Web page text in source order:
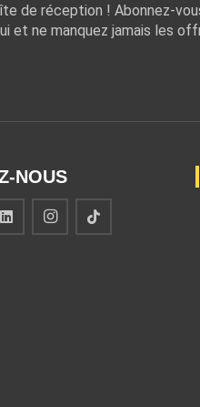
de réception ! Abonnez-
et ne manquez jamais les
NOUS